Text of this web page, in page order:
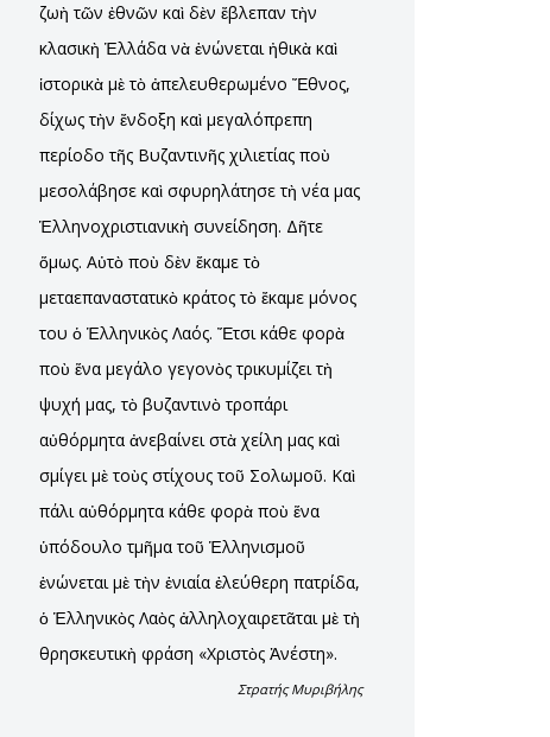
ζωὴ τῶν ἐθνῶν καὶ δὲν ἔβλεπαν τὴν
κλασικὴ Ἑλλάδα νὰ ἑνώνεται ἠθικὰ καὶ
ἱστορικὰ μὲ τὸ ἀπελευθερωμένο Ἔθνος,
δίχως τὴν ἔνδοξη καὶ μεγαλόπρεπη
περίοδο τῆς Βυζαντινῆς χιλιετίας ποὺ
μεσολάβησε καὶ σφυρηλάτησε τὴ νέα μας
Ἑλληνοχριστιανικὴ συνείδηση. Δῆτε
ὅμως. Αὐτὸ ποὺ δὲν ἔκαμε τὸ
μεταεπαναστατικὸ κράτος τὸ ἔκαμε μόνος
του ὁ Ἑλληνικὸς Λαός. Ἔτσι κάθε φορὰ
ποὺ ἕνα μεγάλο γεγονὸς τρικυμίζει τὴ
ψυχή μας, τὸ βυζαντινὸ τροπάρι
αὐθόρμητα ἀνεβαίνει στὰ χείλη μας καὶ
σμίγει μὲ τοὺς στίχους τοῦ Σολωμοῦ. Καὶ
πάλι αὐθόρμητα κάθε φορὰ ποὺ ἕνα
ὑπόδουλο τμῆμα τοῦ Ἑλληνισμοῦ
ἑνώνεται μὲ τὴν ἑνιαία ἐλεύθερη πατρίδα,
ὁ Ἑλληνικὸς Λαὸς ἀλληλοχαιρετᾶται μὲ τὴ
θρησκευτικὴ φράση «Χριστὸς Ἀνέστη».
Στρατής Μυριβήλης